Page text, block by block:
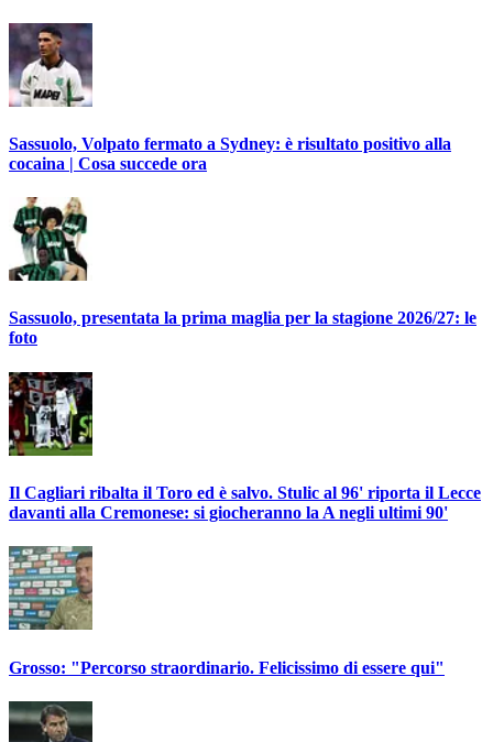
Sassuolo, Volpato fermato a Sydney: è risultato positivo alla
cocaina | Cosa succede ora
Sassuolo, presentata la prima maglia per la stagione 2026/27: le
foto
Il Cagliari ribalta il Toro ed è salvo. Stulic al 96' riporta il Lecce
davanti alla Cremonese: si giocheranno la A negli ultimi 90'
Grosso: "Percorso straordinario. Felicissimo di essere qui"